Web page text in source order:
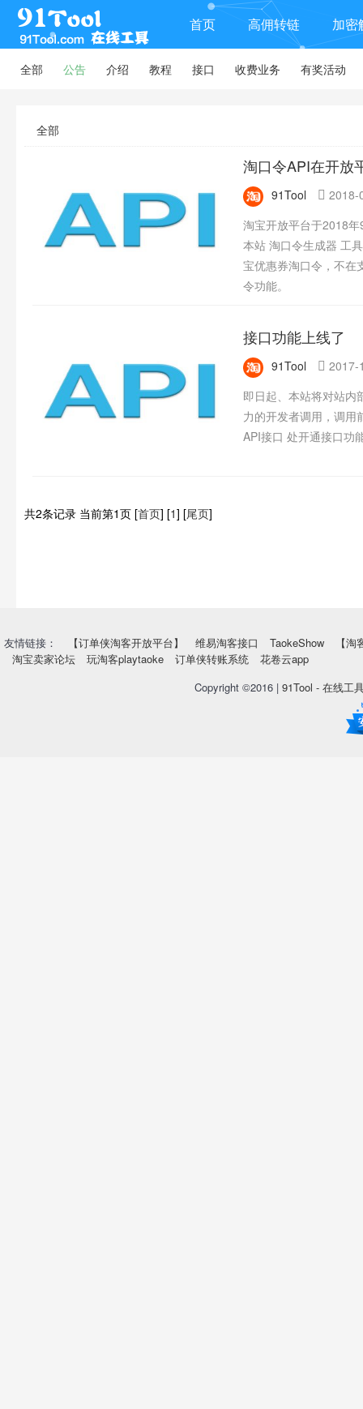
首页 高佣转链 加密
全部 公告 介绍 教程 接口 收费业务 有奖活动
全部
淘口令API在开放
91Tool  2018-
淘宝开放平台于2018
本站 淘口令生成器 工
宝优惠券淘口令，不在
令功能。
接口功能上线了
91Tool  2017-
即日起、本站将对站内
力的开发者调用，调用
API接口 处开通接口功
共2条记录 当前第1页 [首页] [1] [尾页]
友情链接： 【订单侠淘客开放平台】 维易淘客接口 TaokeShow
【
淘宝卖家论坛
玩淘客playtaoke 订单侠转账系统
花卷云app
Copyright ©2016 | 91Tool - 在线工